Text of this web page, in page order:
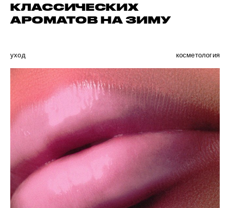
КЛАССИЧЕСКИХ
АРОМАТОВ НА ЗИМУ
уход косметология